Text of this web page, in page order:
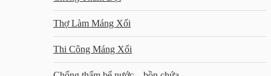
Thợ Làm Máng Xối
Thi Công Máng Xối